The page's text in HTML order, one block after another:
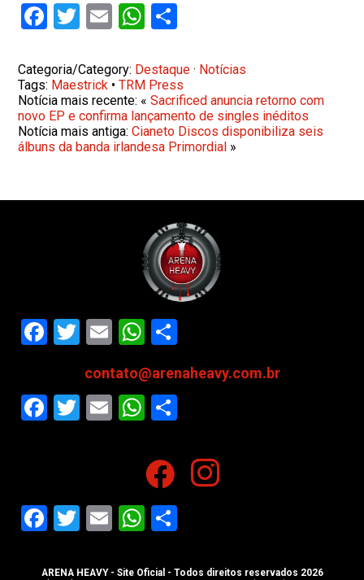
Facebook
Twitter
EmailWhatsApp
Categoria/Category: Destaque · Notícias
Tags: Maestrick •TRM Press
Notícia mais recente: «Sacrificed anuncia retorno com
novo EP e confirma lançamento de singles inéditos
Notícia mais antiga:Cianeto Discos disponibiliza seis
álbuns da banda irlandesa Primordial »
Facebook
Twitter
EmailWhatsApp
contato@arenaheavy.com.br
Facebook
Twitter
EmailWhatsApp
Facebook
Twitter
EmailWhatsApp
ARENA HEAVY - Site Oficial - Todos direitos reservados 2026